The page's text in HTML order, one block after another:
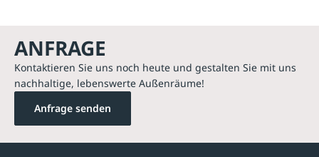
ANFRAGE
Kontaktieren Sie uns noch heute und gestalten Sie mit uns
nachhaltige, lebenswerte Außenräume!
Anfrage senden